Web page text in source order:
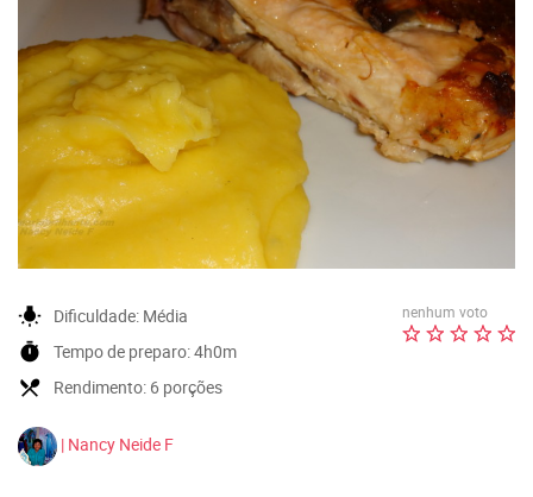
nenhum voto
wb_incandescent Dificuldade: Média
timer Tempo de preparo:4h0m
local_dining Rendimento: 6 porções
| Nancy Neide F